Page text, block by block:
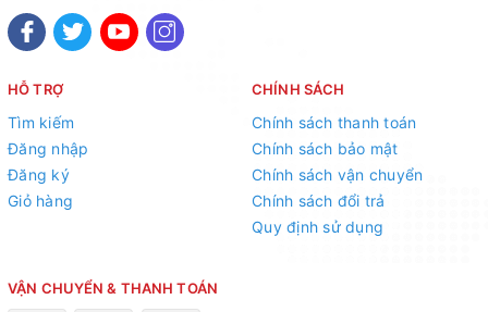
HỖ TRỢ
Tìm kiếm
Đăng nhập
Đăng ký
Giỏ hàng
CHÍNH SÁCH
Chính sách thanh toán
Chính sách bảo mật
Chính sách vận chuyển
Chính sách đổi trả
Quy định sử dụng
VẬN CHUYỂN & THANH TOÁN